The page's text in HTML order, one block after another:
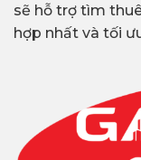
sẽ hỗ trợ tìm
hợp nhất và tối